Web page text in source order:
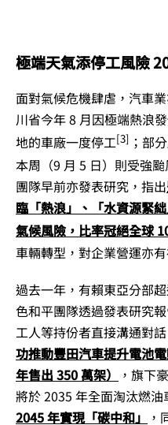
極端天氣添停工風險
面對氣候危機肆虐，汽車
川省今年 8 月因極端熱浪
地的車廠一度停工[3] ；部
本周（9 月 5 日）則受強
團隊早前亦發表研究，指出
臨「熱浪」、「水資源緊
氣候風險，比率冠絕全球
車輛轉型，對企業營運亦有
過去一年，有賴東亞分部
色和平團隊透過發表研究
工人等持份者直接溝通對
功推動豐田汽車提升電池
年售出 350 萬架）
，旗下
將於 2035 年全面淘汰燃油
2045 年實現「碳中和」
，